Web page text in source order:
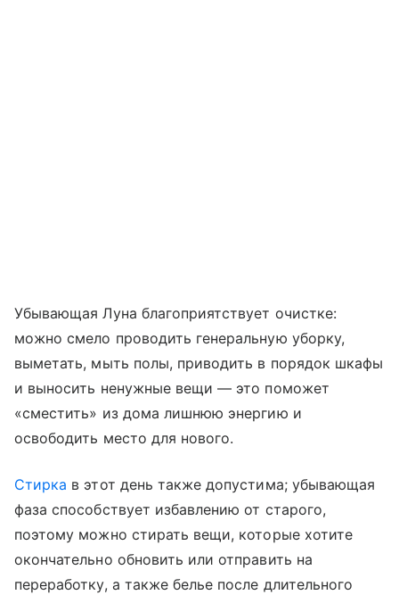
Убывающая Луна благоприятствует очистке:
можно смело проводить генеральную уборку,
выметать, мыть полы, приводить в порядок шкафы
и выносить ненужные вещи — это поможет
«сместить» из дома лишнюю энергию и
освободить место для нового.
Стирка в этот день также допустима; убывающая
фаза способствует избавлению от старого,
поэтому можно стирать вещи, которые хотите
окончательно обновить или отправить на
переработку, а также белье после длительного